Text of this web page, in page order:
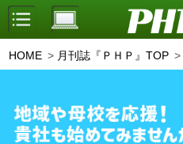
HOME 月刊誌『ＰＨＰ』TOP